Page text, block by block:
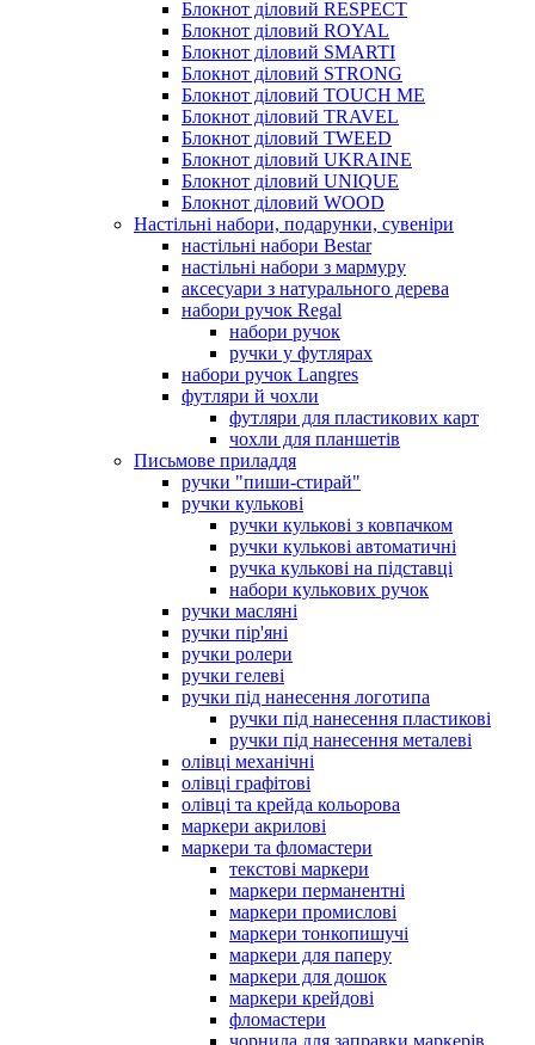
Блокнот діловий RESPECT
Блокнот діловий ROYAL
Блокнот діловий SMARTI
Блокнот діловий STRONG
Блокнот діловий TOUCH ME
Блокнот діловий TRAVEL
Блокнот діловий TWEED
Блокнот діловий UKRAINE
Блокнот діловий UNIQUE
Блокнот діловий WOOD
Настільні набори, подарунки, сувеніри
настільні набори Bestar
настільні набори з мармуру
аксесуари з натурального дерева
набори ручок Regal
набори ручок
ручки у футлярах
набори ручок Langres
футляри й чохли
футляри для пластикових карт
чохли для планшетів
Письмове приладдя
ручки "пиши-стирай"
ручки кулькові
ручки кулькові з ковпачком
ручки кулькові автоматичні
ручка кулькові на підставці
набори кулькових ручок
ручки масляні
ручки пір'яні
ручки ролери
ручки гелеві
ручки під нанесення логотипа
ручки під нанесення пластикові
ручки під нанесення металеві
олівці механічні
олівці графітові
олівці та крейда кольорова
маркери акрилові
маркери та фломастери
текстові маркери
маркери перманентні
маркери промислові
маркери тонкопишучі
маркери для паперу
маркери для дошок
маркери крейдові
фломастери